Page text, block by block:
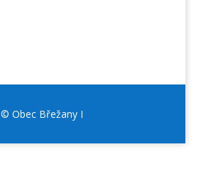
© Obec Břežany I